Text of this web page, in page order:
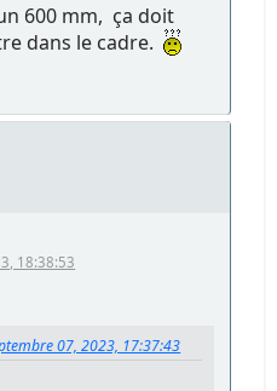
600 mm, ça doit
dans le cadre.
18:38:53
07, 2023, 17:37:43